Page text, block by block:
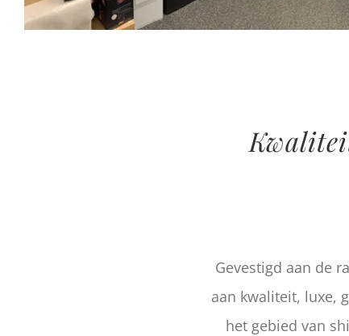
Gevestigd aan de
aan kwaliteit, luxe,
het gebied van